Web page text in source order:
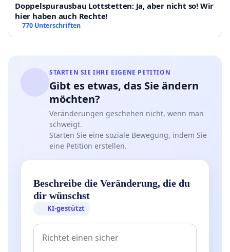
Doppelspurausbau Lottstetten: Ja, aber nicht so! Wir
hier haben auch Rechte!
770 Unterschriften
STARTEN SIE IHRE EIGENE PETITION
Gibt es etwas, das Sie ändern
möchten?
Veränderungen geschehen nicht, wenn man
schweigt.
Starten Sie eine soziale Bewegung, indem Sie
eine Petition erstellen.
Beschreibe die Veränderung, die du
dir wünschst
KI-gestützt